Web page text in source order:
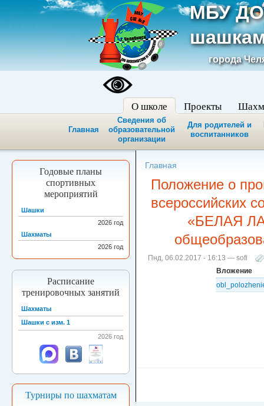
МБУ
города
О школе
Главная
Сведения об
образовательной
организации
Для родителей и
воспитанников
Проекты
Годовые планы
спортивных
мероприятий
Шашки
2026 год
Шахматы
2026 год
Расписание
тренировочных занятий
Шахматы
Шашки с изм. 1
2026 год
Турниры по шахматам
Главная
Положение о
всероссийских
«БЕЛАЯ
Пнд, 06.02.2017 - 16:13 — sofi
Вложение